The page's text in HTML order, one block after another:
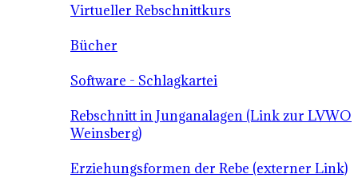
Virtueller Rebschnittkurs
Bücher
Software - Schlagkartei
Rebschnitt in Junganalagen (Link zur LVWO
Weinsberg)
Erziehungsformen der Rebe (externer Link)